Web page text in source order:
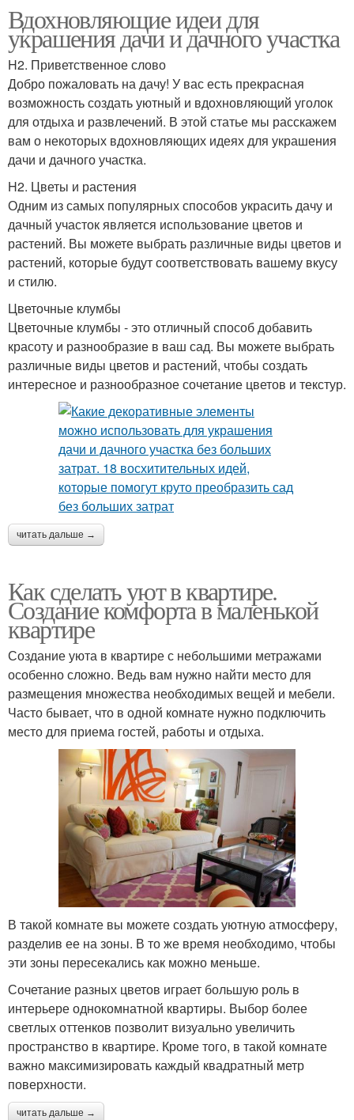
Вдохновляющие идеи для
украшения дачи и дачного участка
H2. Приветственное слово
Добро пожаловать на дачу! У вас есть прекрасная
возможность создать уютный и вдохновляющий уголок
для отдыха и развлечений. В этой статье мы расскажем
вам о некоторых вдохновляющих идеях для украшения
дачи и дачного участка.
H2. Цветы и растения
Одним из самых популярных способов украсить дачу и
дачный участок является использование цветов и
растений. Вы можете выбрать различные виды цветов и
растений, которые будут соответствовать вашему вкусу
и стилю.
Цветочные клумбы
Цветочные клумбы - это отличный способ добавить
красоту и разнообразие в ваш сад. Вы можете выбрать
различные виды цветов и растений, чтобы создать
интересное и разнообразное сочетание цветов и текстур.
читать дальше →
Как сделать уют в квартире.
Создание комфорта в маленькой
квартире
Создание уюта в квартире с небольшими метражами
особенно сложно. Ведь вам нужно найти место для
размещения множества необходимых вещей и мебели.
Часто бывает, что в одной комнате нужно подключить
место для приема гостей, работы и отдыха.
В такой комнате вы можете создать уютную атмосферу,
разделив ее на зоны. В то же время необходимо, чтобы
эти зоны пересекались как можно меньше.
Сочетание разных цветов играет большую роль в
интерьере однокомнатной квартиры. Выбор более
светлых оттенков позволит визуально увеличить
пространство в квартире. Кроме того, в такой комнате
важно максимизировать каждый квадратный метр
поверхности.
читать дальше →